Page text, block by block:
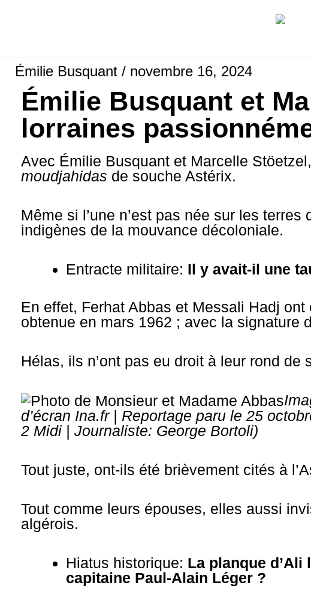
contenu
Émilie Busquant / novembre 16, 2024
Émilie Busquant et
lorraines
Avec Émilie Busquant et Marcelle
moudjahidas de souche Astérix.
Même si l’une n’est pas née sur les
indigènes de la mouvance décoloniale.
Entracte militaire: Il y avait-il une
En effet, Ferhat Abbas et Messali Hadj
obtenue en mars 1962 ; avec la signature
Hélas, ils n’ont pas eu droit à leur rond
d’écran Ina.fr | Reportage paru le 25
2 Midi | Journaliste: George Bortoli)
Tout juste, ont-ils été brièvement cités à
Tout comme leurs épouses, elles aussi
algérois.
Hiatus historique: La planque d’Ali
capitaine Paul-Alain Léger ?